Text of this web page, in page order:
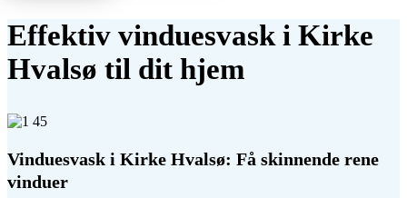
Effektiv vinduesvask i Kirke
Hvalsø til dit hjem
Vinduesvask i Kirke Hvalsø: Få skinnende rene
vinduer